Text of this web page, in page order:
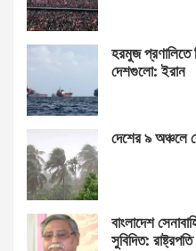
হরমুজ প্রণালিতে
দেশগুলো: ইরান
দেশের ৯ অঞ্চলে
বাংলাদেশ
সুবিদিত: রাষ্ট্রপতি